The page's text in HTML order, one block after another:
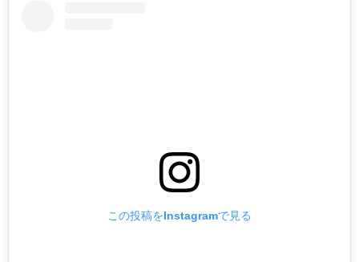
この投稿をInstagramで見る